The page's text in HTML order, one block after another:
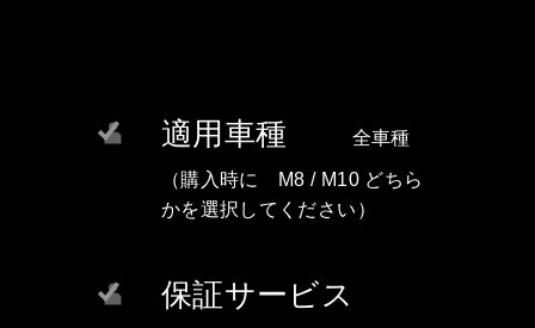
適用車種 全車種
（購入時に M8 / M10 どちら
かを選択してください）
保証サービス